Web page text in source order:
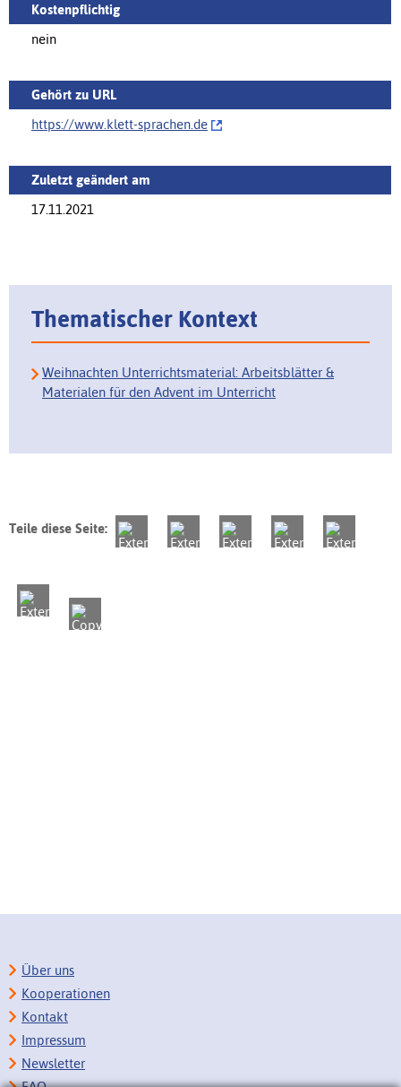
Kostenpflichtig
nein
Gehört zu URL
https://‌www.klett-sprachen.de
Zuletzt geändert am
17.11.2021
Thematischer Kontext
Weihnachten Unterrichtsmaterial: Arbeitsblätter &
Materialen für den Advent im Unterricht
Teile diese Seite:
Über uns
Kooperationen
Kontakt
Impressum
Newsletter